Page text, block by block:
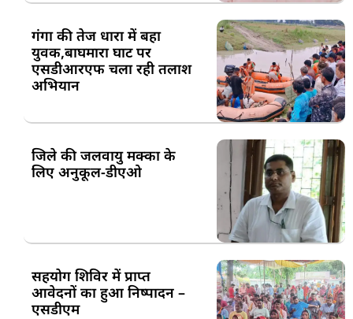
गंगा की तेज धारा में बहा
युवक,बाघमारा घाट पर
एसडीआरएफ चला रही तलाश
अभियान
जिले की जलवायु मक्का के
लिए अनुकूल-डीएओ
सहयोग शिविर में प्राप्त
आवेदनों का हुआ निष्पादन –
एसडीएम